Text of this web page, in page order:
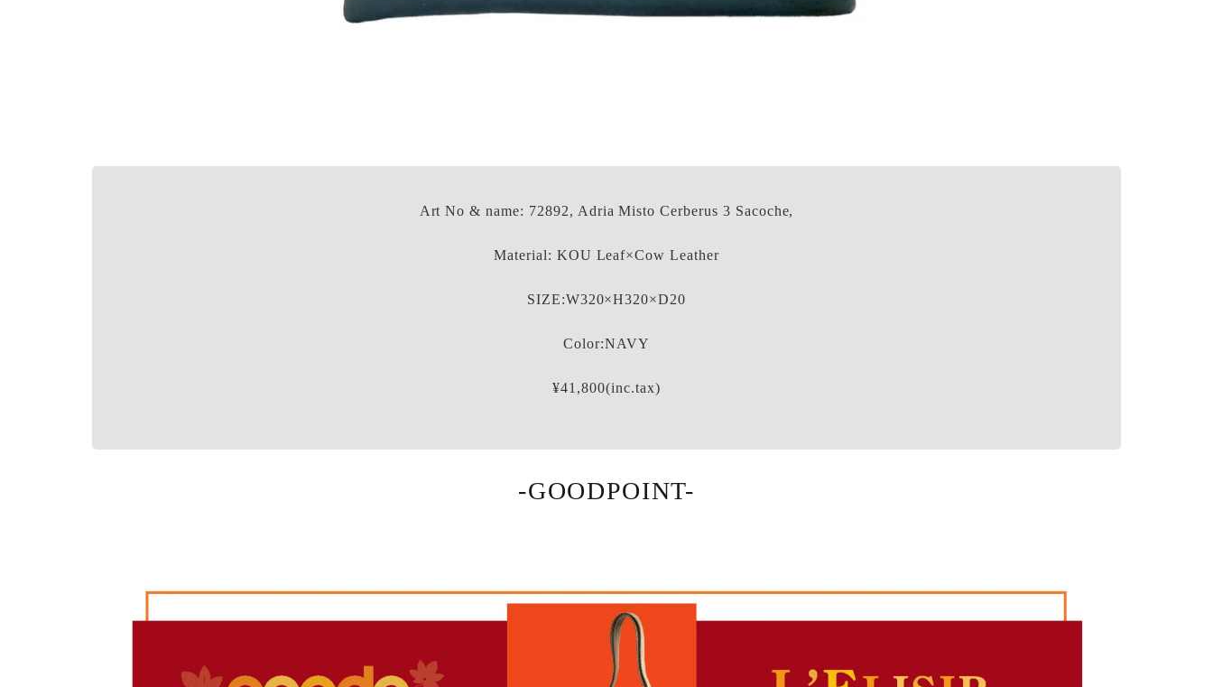
Art No & name: 72892, Adria Misto Cerberus 3 Sacoche,
Material: KOU Leaf×Cow Leather
SIZE:W320×H320×D20
Color:NAVY
¥41,800(inc.tax)
-GOODPOINT-